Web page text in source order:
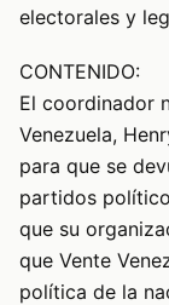
electorales y
CONTENIDO:
El coordinador
Venezuela,
para que se
partidos
que su
que Vente
política de la